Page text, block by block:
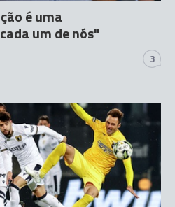
é uma
um de nós"
3